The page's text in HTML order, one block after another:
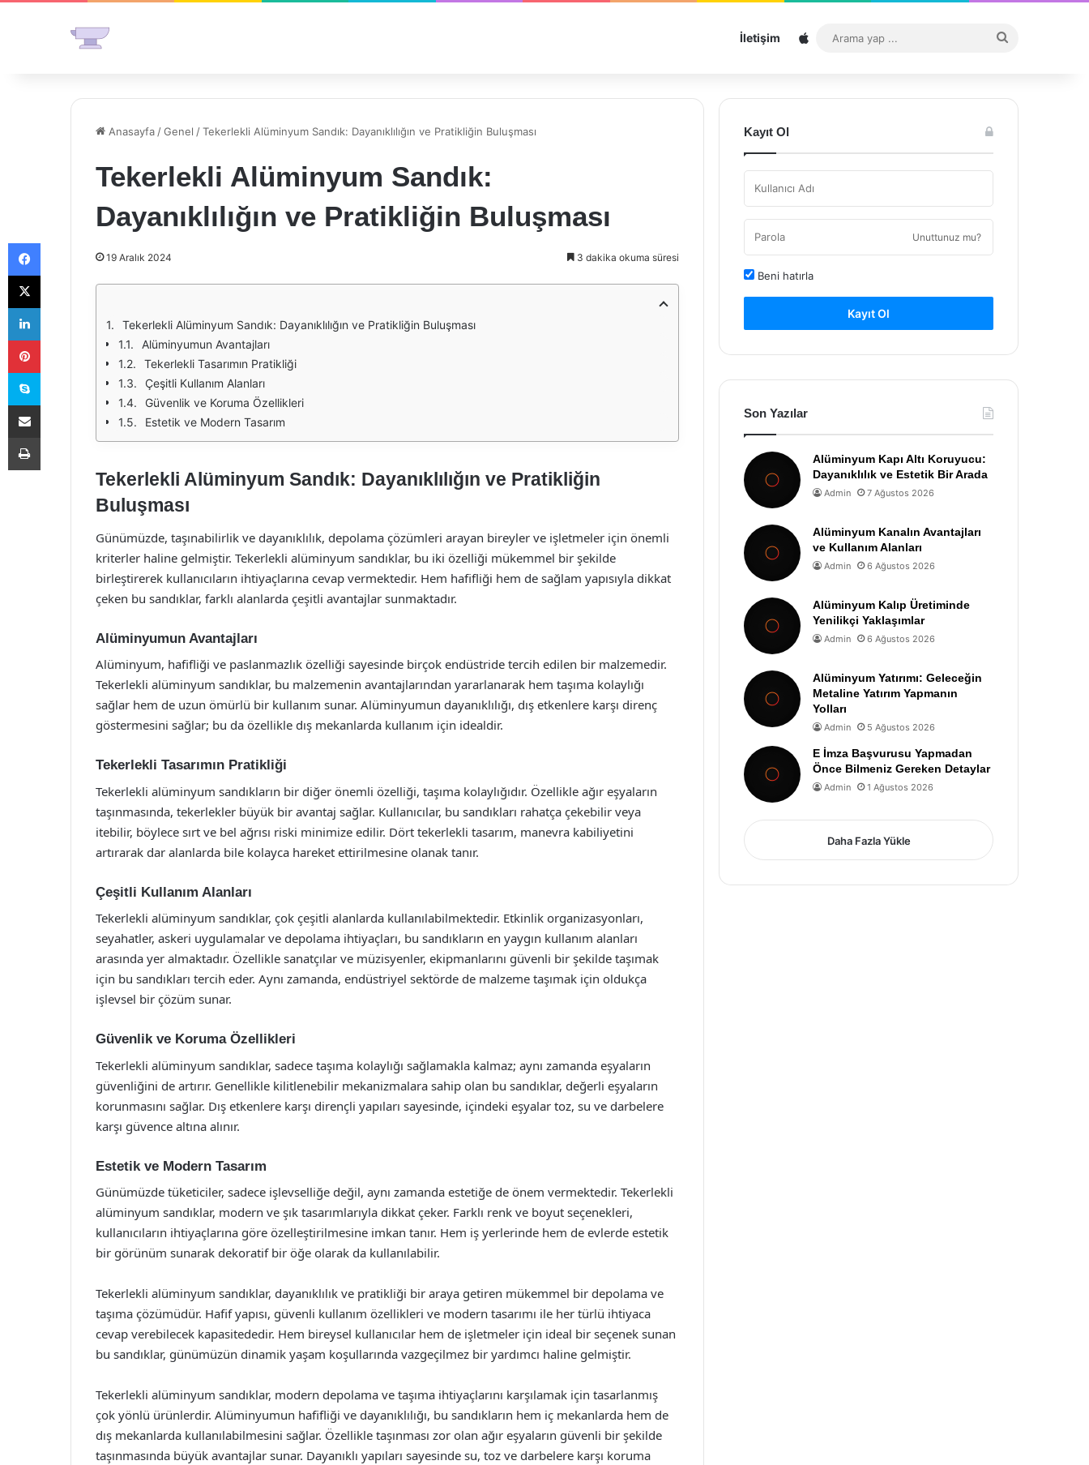
İletişim Sitemap
...
Anasayfa /Genel /Tekerlekli Alüminyum Sandık: Dayanıklılığın ve Pratikliğin Buluşması
Tekerlekli Alüminyum Sandık:
Dayanıklılığın ve Pratikliğin Buluşması
19 Aralık 2024 3 dakika okuma süresi
Tekerlekli Alüminyum Sandık: Dayanıklılığın ve Pratikliğin Buluşması
Alüminyumun Avantajları
Tekerlekli Tasarımın Pratikliği
Çeşitli Kullanım Alanları
Güvenlik ve Koruma Özellikleri
Estetik ve Modern Tasarım
Tekerlekli Alüminyum Sandık: Dayanıklılığın ve Pratikliğin
Buluşması
Günümüzde, taşınabilirlik ve dayanıklılık, depolama çözümleri arayan bireyler ve işletmeler için önemli
kriterler haline gelmiştir. Tekerlekli alüminyum sandıklar, bu iki özelliği mükemmel bir şekilde
birleştirerek kullanıcıların ihtiyaçlarına cevap vermektedir. Hem hafifliği hem de sağlam yapısıyla dikkat
çeken bu sandıklar, farklı alanlarda çeşitli avantajlar sunmaktadır.
Alüminyumun Avantajları
Alüminyum, hafifliği ve paslanmazlık özelliği sayesinde birçok endüstride tercih edilen bir malzemedir.
Tekerlekli alüminyum sandıklar, bu malzemenin avantajlarından yararlanarak hem taşıma kolaylığı
sağlar hem de uzun ömürlü bir kullanım sunar. Alüminyumun dayanıklılığı, dış etkenlere karşı direnç
göstermesini sağlar; bu da özellikle dış mekanlarda kullanım için idealdir.
Tekerlekli Tasarımın Pratikliği
Tekerlekli alüminyum sandıkların bir diğer önemli özelliği, taşıma kolaylığıdır. Özellikle ağır eşyaların
taşınmasında, tekerlekler büyük bir avantaj sağlar. Kullanıcılar, bu sandıkları rahatça çekebilir veya
itebilir, böylece sırt ve bel ağrısı riski minimize edilir. Dört tekerlekli tasarım, manevra kabiliyetini
artırarak dar alanlarda bile kolayca hareket ettirilmesine olanak tanır.
Çeşitli Kullanım Alanları
Tekerlekli alüminyum sandıklar, çok çeşitli alanlarda kullanılabilmektedir. Etkinlik organizasyonları,
seyahatler, askeri uygulamalar ve depolama ihtiyaçları, bu sandıkların en yaygın kullanım alanları
arasında yer almaktadır. Özellikle sanatçılar ve müzisyenler, ekipmanlarını güvenli bir şekilde taşımak
için bu sandıkları tercih eder. Aynı zamanda, endüstriyel sektörde de malzeme taşımak için oldukça
işlevsel bir çözüm sunar.
Güvenlik ve Koruma Özellikleri
Tekerlekli alüminyum sandıklar, sadece taşıma kolaylığı sağlamakla kalmaz; aynı zamanda eşyaların
güvenliğini de artırır. Genellikle kilitlenebilir mekanizmalara sahip olan bu sandıklar, değerli eşyaların
korunmasını sağlar. Dış etkenlere karşı dirençli yapıları sayesinde, içindeki eşyalar toz, su ve darbelere
karşı güvence altına alınır.
Estetik ve Modern Tasarım
Günümüzde tüketiciler, sadece işlevselliğe değil, aynı zamanda estetiğe de önem vermektedir. Tekerlekli
alüminyum sandıklar, modern ve şık tasarımlarıyla dikkat çeker. Farklı renk ve boyut seçenekleri,
kullanıcıların ihtiyaçlarına göre özelleştirilmesine imkan tanır. Hem iş yerlerinde hem de evlerde estetik
bir görünüm sunarak dekoratif bir öğe olarak da kullanılabilir.
Tekerlekli alüminyum sandıklar, dayanıklılık ve pratikliği bir araya getiren mükemmel bir depolama ve
taşıma çözümüdür. Hafif yapısı, güvenli kullanım özellikleri ve modern tasarımı ile her türlü ihtiyaca
cevap verebilecek kapasitededir. Hem bireysel kullanıcılar hem de işletmeler için ideal bir seçenek sunan
bu sandıklar, günümüzün dinamik yaşam koşullarında vazgeçilmez bir yardımcı haline gelmiştir.
Tekerlekli alüminyum sandıklar, modern depolama ve taşıma ihtiyaçlarını karşılamak için tasarlanmış
çok yönlü ürünlerdir. Alüminyumun hafifliği ve dayanıklılığı, bu sandıkların hem iç mekanlarda hem de
dış mekanlarda kullanılabilmesini sağlar. Özellikle taşınması zor olan ağır eşyaların güvenli bir şekilde
taşınmasında büyük avantajlar sunar. Dayanıklı yapıları sayesinde su, toz ve darbelere karşı koruma
Kayıt Ol
Unuttunuz mu?
Beni hatırla
Kayıt Ol
Son Yazılar
Alüminyum Kapı Altı Koruyucu:
Dayanıklılık ve Estetik Bir Arada
Admin 7 Ağustos 2026
Alüminyum Kanalın Avantajları
ve Kullanım Alanları
Admin 6 Ağustos 2026
Alüminyum Kalıp Üretiminde
Yenilikçi Yaklaşımlar
Admin 6 Ağustos 2026
Alüminyum Yatırımı: Geleceğin
Metaline Yatırım Yapmanın
Yolları
Admin 5 Ağustos 2026
E İmza Başvurusu Yapmadan
Önce Bilmeniz Gereken Detaylar
Admin 1 Ağustos 2026
Daha Fazla Yükle
Facebook
X
LinkedIn
Pinterest
Skype
E-Posta ile paylaş